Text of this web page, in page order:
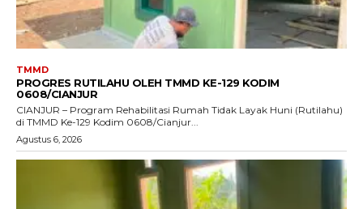
TMMD
PROGRES RUTILAHU OLEH TMMD KE-129 KODIM
0608/CIANJUR
CIANJUR – Program Rehabilitasi Rumah Tidak Layak Huni (Rutilahu)
di TMMD Ke-129 Kodim 0608/Cianjur...
Agustus 6, 2026